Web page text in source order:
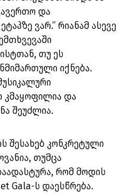
და
ვარ.” რიანამ ასევე
თუ ეს
იქნება.
კმაყოფილია და
შეუძლია.
შესახებ კონკრეტული
თუმცა
რომ მოდის
Gala-ს დაესწრება.